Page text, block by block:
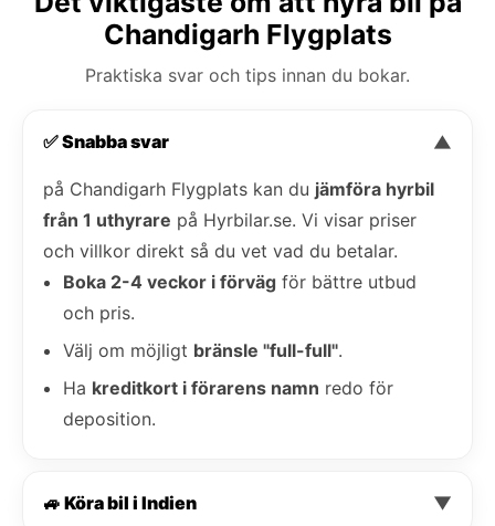
Chandigarh Flygplats
Praktiska svar och tips innan du bokar.
✅ Snabba svar ▼
på Chandigarh Flygplats kan du jämföra hyrbil
från 1 uthyrare på Hyrbilar.se. Vi visar priser
och villkor direkt så du vet vad du betalar.
Boka 2-4 veckor i förväg för bättre utbud
och pris.
Välj om möjligt bränsle "full-full".
Ha kreditkort i förarens namn redo för
deposition.
🚙 Köra bil i Indien ▼